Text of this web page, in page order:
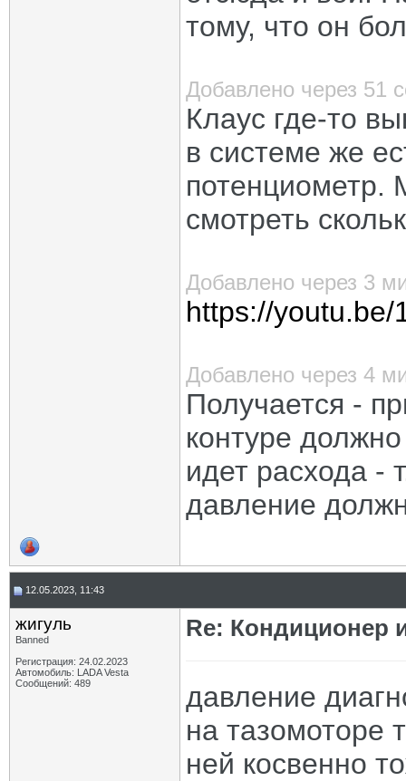
тому, что он
Добавлено через 51
Клаус где-то
в системе же
потенциометр.
смотреть
Добавлено через 3
https://youtu.be/
Добавлено через 4
Получается -
контуре
идет расхода -
давление
12.05.2023, 11:43
жигуль
Banned
Регистрация: 24.02.2023
Автомобиль: LADA Vesta
Сообщений: 489
Re: Кондиционер
давление
на тазомоторе
ней косвенно